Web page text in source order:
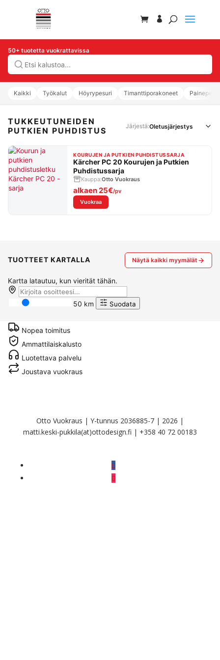
Hae
50+ tuotetta vuokrattavissa
Kaikki Työkalut Höyrypesuri Timanttiporakoneet
TUKKEUTUNEIDEN
PUTKIEN PUHDISTUS
Järjestä:
KOURUJEN JA PUTKIEN PUHDISTUSSARJA
Kärcher PC 20 Kourujen ja Putkien
Puhdistussarja
Kauppa:Otto Vuokraus
alkaen25€/pv
Vuokraa: Kärcher PC 20 Kourujen ja Putkien
TUOTTEET KARTALLA Näytä kaikki myymälät
Kartta latautuu, kun vierität tähän.
50 km Suodata
Nopea toimitus
Ammattilaiskalusto
Luotettava palvelu
Joustava vuokraus
Otto Vuokraus | Y-tunnus 2036885-7 | 2026 |
matti.keski-pukkila(at)ottodesign.fi | +358 40 72 00183